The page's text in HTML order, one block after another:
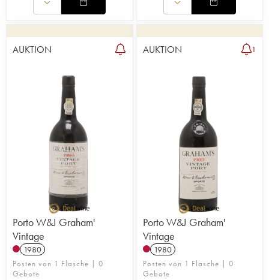
AUKTION
Porto W&J Graham'
Vintage
1980
Posten von 1 Flasche | 0
Gebote
AUKTION 1
Porto W&J Graham'
Vintage
1980
Posten von 1 Flasche | 0
Gebote